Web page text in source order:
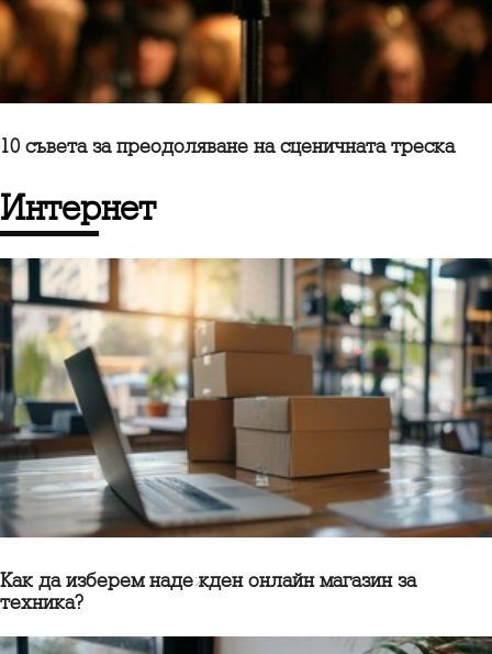
10 съветa за преодоляване на сценичната треска
интернет
Как да изберем надежден онлайн магазин за
техника?